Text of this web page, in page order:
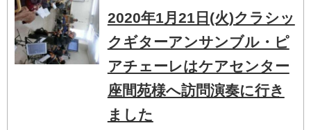
2020年1月21日(火)クラシッ
クギターアンサンブル・ピ
アチェーレはケアセンター
座間苑様へ訪問演奏に行き
ました